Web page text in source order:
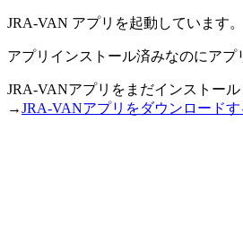
JRA-VAN アプリを起動しています。
アプリインストール済みなのにア
JRA-VANアプリをまだインストー
→JRA-VANアプリをダウンロードす